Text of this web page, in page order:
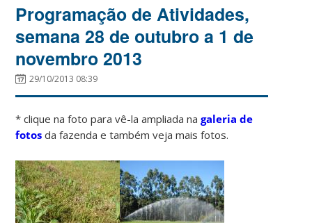
Programação de Atividades,
semana 28 de outubro a 1 de
novembro 2013
29/10/2013 08:39
* clique na foto para vê-la ampliada nagaleria de
fotos da fazenda e também veja mais fotos.